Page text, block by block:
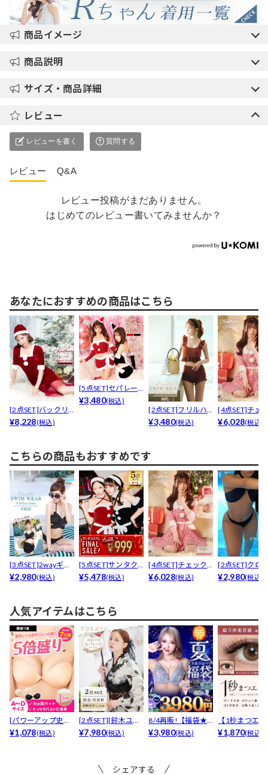
商品イメージ
商品説明
サイズ・商品詳細
レビュー
レビューを書く 質問する
レビュー Q&A
レビュー投稿がまだありません。
はじめてのレビュー書いてみませんか？
あなたにおすすめの商品はこちら
[2点SET]バックリ
ボンチュールマー...
¥8,228(税込)
[5点SET]セパレー
トトップス＆巻き...
¥3,480(税込)
[2点SET]フリルハ
イウエストビキニ...
¥3,480(税込)
[4点SET]チェ
ジャガードベ
¥6,028(税込)
こちらの商品もおすすめです
[3点SET]2wayギャ
ザークロスツ...
¥2,980(税込)
[5点SET]サンタク
ロストップス＆リ...
¥5,478(税込)
[4点SET]チェック
ジャガードベルト...
¥6,028(税込)
[2点SET]クロ
ルターネック
¥2,980(税込)
人気アイテムはこちら
[パワーアップ史上
最強5倍盛りアップ
¥1,078(税込)
[2点SET][鈴木ユリ
ア(baby)...
¥7,980(税込)
8/4再販!【福袋★
ブラセット3点
¥3,980(税込)
【1秒まつエ
リュームタイ
¥1,870(税込)
シェアする